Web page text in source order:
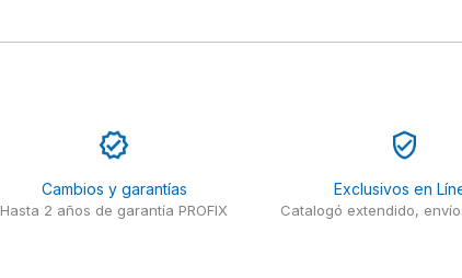
Cambios y garantías
Hasta 2 años de garantía PROFIX
Exclusivos en
Catalogó extendido,